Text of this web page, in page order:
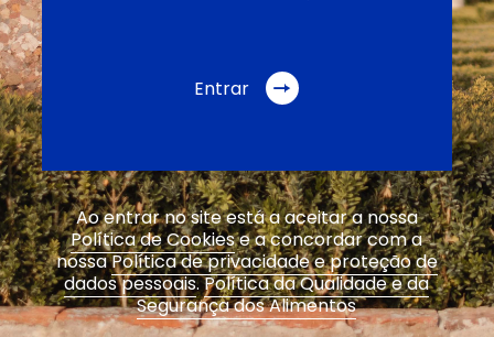
Entrar
Ao entrar no site está a aceitar a nossa
Política de Cookiese a concordar com a
nossaPolítica de privacidade e proteção de
dados pessoais.Política da Qualidade e da
Segurança dos Alimentos